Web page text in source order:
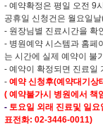
- 예약확정은 평일 오전 9
공휴일 신청건은 월요일
- 원장님별 진료시간을 확
- 병원예약 시스템과 홈페
는 시간에 실제 예약이 불
- 예약이 확정되면 진료일
- 예약 신청후(예약대기상
( 예약불가시 병원에서 책
- 토요일 외래 진료및 일요
표전화: 02-3446-0011)